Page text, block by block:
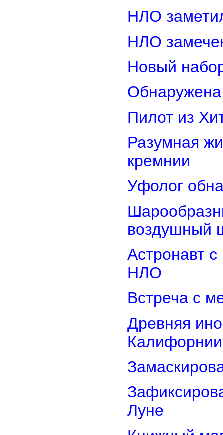
НЛО
НЛО
Новый
Обнаружена
Пилот из
Разумная
кремнии
Уфолог
воздушный
Астронавт
НЛО
Встреча с
Древняя
Калифорнии
Луне